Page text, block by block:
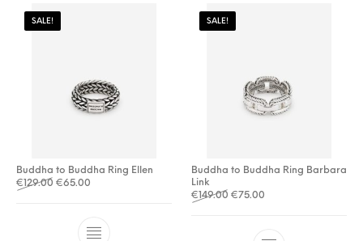
SALE!
Buddha to Buddha Ring Ellen
€129.00 Oorspronkelijke prijs was: €129.00.
€65.00 Huidige prijs is: €65.00.
SALE!
Buddha to Buddha Ring Barbara
Link
€149.00 Oorspronkelijke prijs was:
€75.00